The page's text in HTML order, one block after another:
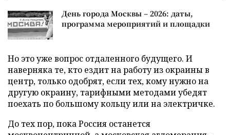
День города Москвы – 2026: даты,
программа мероприятий и площадки
Но это уже вопрос отдаленного будущего. И
наверняка те, кто ездит на работу из окраины в
центр, только одобрят, если тех, кому нужно на
другую окраину, тарифными методами убедят
поехать по большому кольцу или на электричке.
До тех пор, пока Россия останется